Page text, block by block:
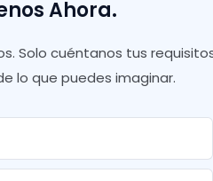
Ahora.
Solo cuéntanos tus
lo que puedes imaginar.